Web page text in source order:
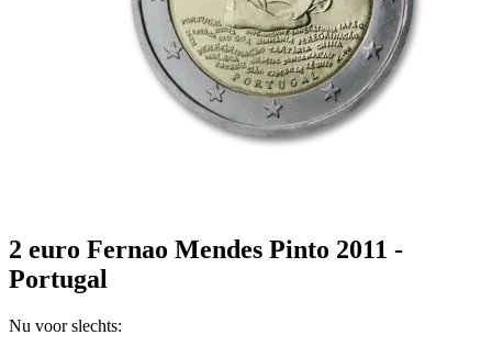
2 euro Fernao Mendes Pinto 2011 -
Portugal
Nu voor slechts: